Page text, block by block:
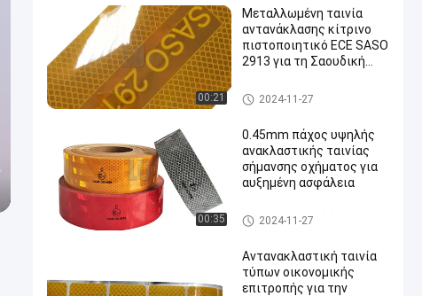
00:21
Μεταλλωμένη ταινία
αντανάκλασης κίτρινο
πιστοποιητικό ECE SASO
2913 για τη Σαουδική
Οικονομική επιτροπή για την
Ευρώπη 104 αντανακλαστική
2024-11-27
00:35
0.45mm πάχος υψηλής
ανακλαστικής ταινίας
σήμανσης οχήματος για
αυξημένη ασφάλεια
Αντανακλαστικό όχημα που χ
αρακτηρίζει την ταινία
2024-11-27
Αντανακλαστική ταινία
τύπων οικονομικής
επιτροπής για την